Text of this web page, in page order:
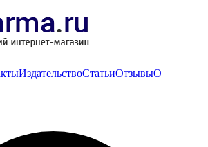
ИздательствоСтатьиОтзывыО